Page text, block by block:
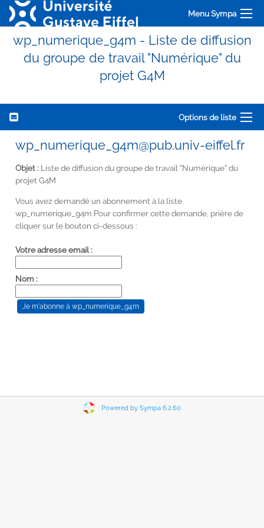
Menu Sympa
wp_numerique_g4m - Liste de diffusion
du groupe de travail "Numérique" du
projet G4M
Options de liste
wp_numerique_g4m@pub.univ-eiffel.fr
Objet : Liste de diffusion du groupe de travail "Numérique" du
projet G4M
Vous avez demandé un abonnement à la liste
wp_numerique_g4m Pour confirmer cette demande, prière de
cliquer sur le bouton ci-dessous :
Votre adresse email :
Nom :
Powered by Sympa 6.2.60